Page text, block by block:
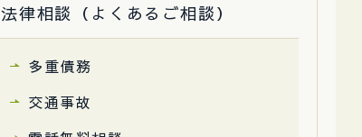
法律相談（よくあるご相談）
多重債務
交通事故